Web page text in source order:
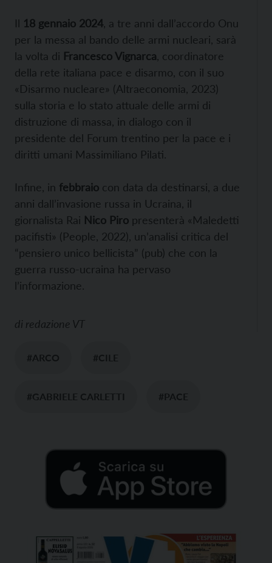
Il 18 gennaio 2024 , a tre anni dall’accordo Onu
per la messa al bando delle armi nucleari, sarà
la volta di Francesco Vignarca , coordinatore
della rete italiana pace e disarmo, con il suo
«Disarmo nucleare» (Altraeconomia, 2023)
sulla storia e lo stato attuale delle armi di
distruzione di massa, in dialogo con il
presidente del Forum trentino per la pace e i
diritti umani Massimiliano Pilati.
Infine, in febbraio con data da destinarsi, a due
anni dall’invasione russa in Ucraina, il
giornalista Rai Nico Piro presenterà «Maledetti
pacifisti» (People, 2022), un’analisi critica del
“pensiero unico bellicista” (pub) che con la
guerra russo-ucraina ha pervaso
l’informazione.
di redazione VT
#ARCO #CILE
#GABRIELE CARLETTI #PACE